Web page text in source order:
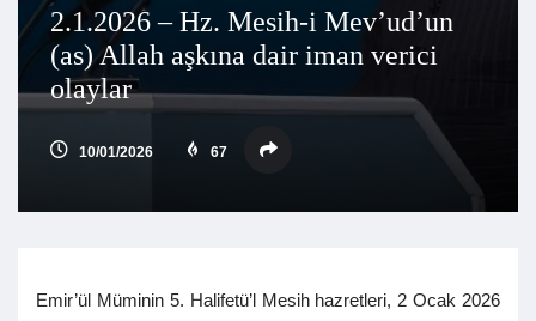
2.1.2026 – Hz. Mesih-i Mev’ud’un
(as) Allah aşkına dair iman verici
olaylar
10/01/2026 67
Emir’ül Müminin 5. Halifetü’l Mesih hazretleri, 2 Ocak 2026